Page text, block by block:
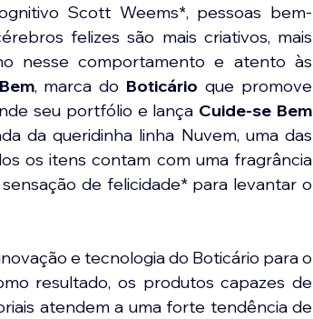
Scott Weems*, pessoas bem-
felizes são mais criativos, mais
nesse comportamento e atento às
, marca do Boticário que promove
seu portfólio e lança Cuide-se Bem
da queridinha linha Nuvem, uma das
os itens contam com uma fragrância
de felicidade* para levantar o
e tecnologia do Boticário para o
resultado, os produtos capazes de
atendem a uma forte tendência de